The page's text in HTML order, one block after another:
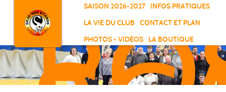
SAISON 2026-2027
INFOS PRATIQUES
LA VIE DU CLUB
CONTACT ET PLAN
PHOTOS - VIDÉOS
LA BOUTIQUE
Panneau de gestion des cookies